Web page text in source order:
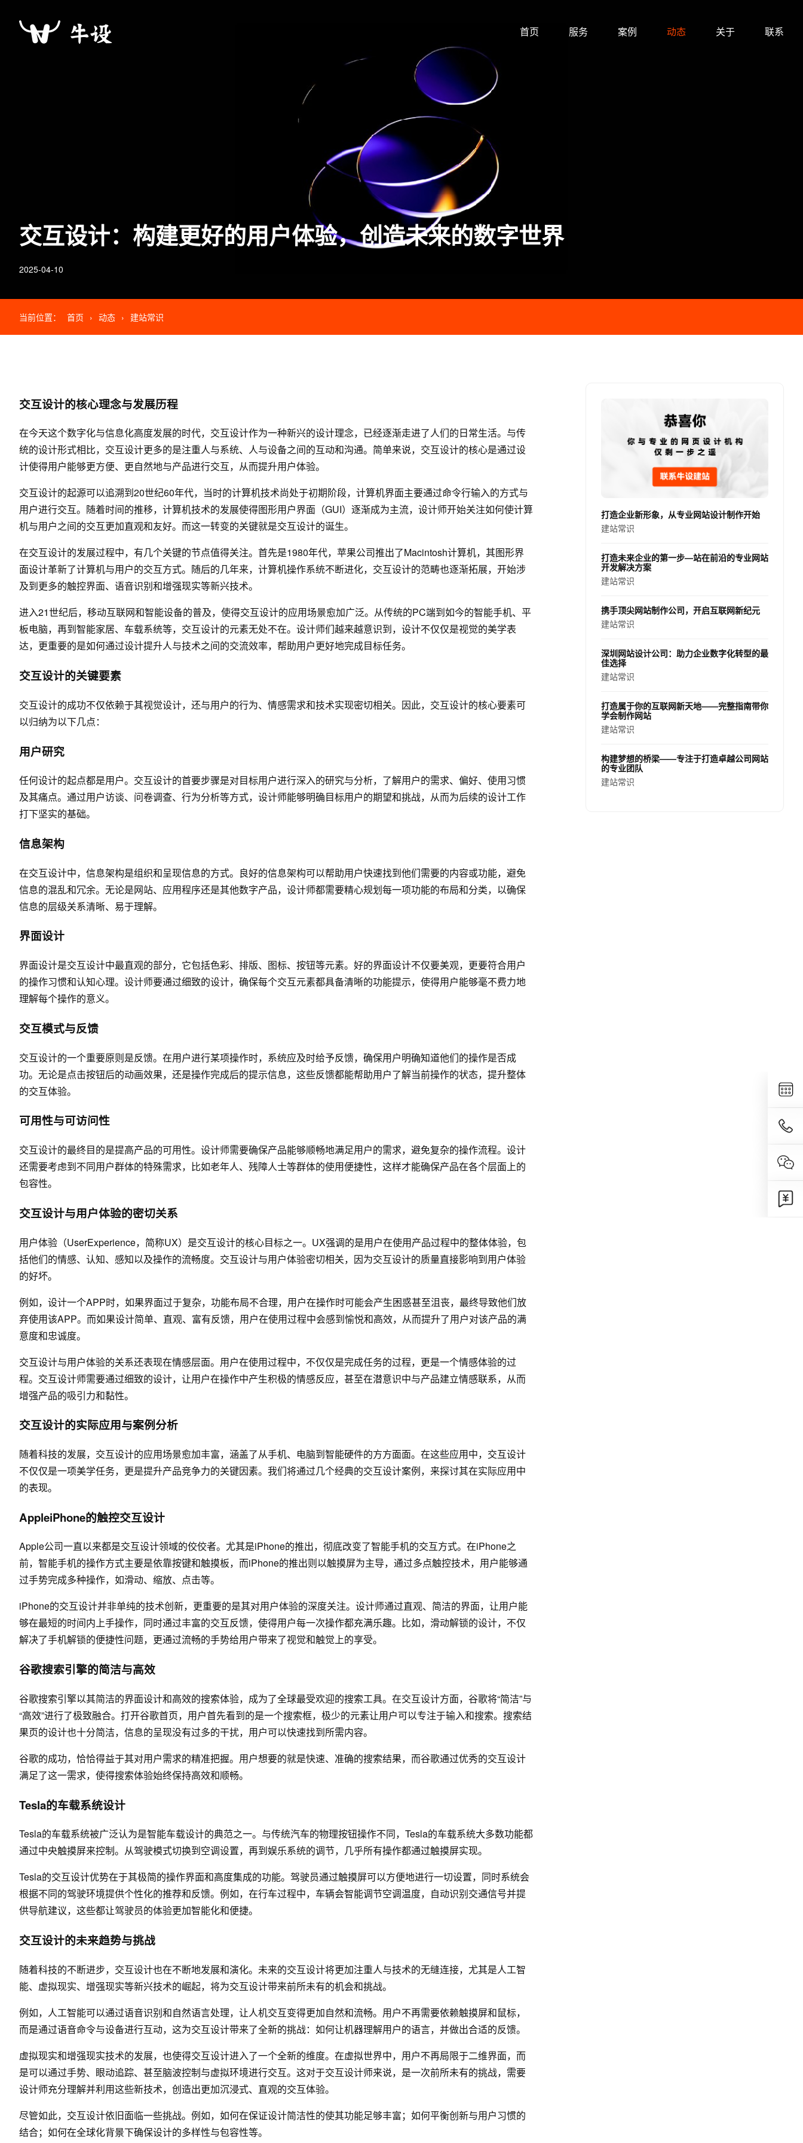
首页 服务 案例 动态 关于 联系
交互设计：构建更好的用户体验，创造未来的数字世界
2025-04-10
当前位置： 首页 › 动态 › 建站常识
打造企业新形象，从专业网站设计制作开始
建站常识
打造未来企业的第一步—站在前沿的专业网站
开发解决方案
建站常识
携手顶尖网站制作公司，开启互联网新纪元
建站常识
深圳网站设计公司：助力企业数字化转型的最
佳选择
建站常识
打造属于你的互联网新天地——完整指南带你
学会制作网站
建站常识
构建梦想的桥梁——专注于打造卓越公司网站
的专业团队
建站常识
交互设计的核心理念与发展历程
在今天这个数字化与信息化高度发展的时代，交互设计作为一种新兴的设计理念，已经逐渐走进了人们的日常生活。与传
统的设计形式相比，交互设计更多的是注重人与系统、人与设备之间的互动和沟通。简单来说，交互设计的核心是通过设
计使得用户能够更方便、更自然地与产品进行交互，从而提升用户体验。
交互设计的起源可以追溯到20世纪60年代，当时的计算机技术尚处于初期阶段，计算机界面主要通过命令行输入的方式与
用户进行交互。随着时间的推移，计算机技术的发展使得图形用户界面（GUI）逐渐成为主流，设计师开始关注如何使计算
机与用户之间的交互更加直观和友好。而这一转变的关键就是交互设计的诞生。
在交互设计的发展过程中，有几个关键的节点值得关注。首先是1980年代，苹果公司推出了Macintosh计算机，其图形界
面设计革新了计算机与用户的交互方式。随后的几年来，计算机操作系统不断进化，交互设计的范畴也逐渐拓展，开始涉
及到更多的触控界面、语音识别和增强现实等新兴技术。
进入21世纪后，移动互联网和智能设备的普及，使得交互设计的应用场景愈加广泛。从传统的PC端到如今的智能手机、平
板电脑，再到智能家居、车载系统等，交互设计的元素无处不在。设计师们越来越意识到，设计不仅仅是视觉的美学表
达，更重要的是如何通过设计提升人与技术之间的交流效率，帮助用户更好地完成目标任务。
交互设计的关键要素
交互设计的成功不仅依赖于其视觉设计，还与用户的行为、情感需求和技术实现密切相关。因此，交互设计的核心要素可
以归纳为以下几点：
用户研究
任何设计的起点都是用户。交互设计的首要步骤是对目标用户进行深入的研究与分析，了解用户的需求、偏好、使用习惯
及其痛点。通过用户访谈、问卷调查、行为分析等方式，设计师能够明确目标用户的期望和挑战，从而为后续的设计工作
打下坚实的基础。
信息架构
在交互设计中，信息架构是组织和呈现信息的方式。良好的信息架构可以帮助用户快速找到他们需要的内容或功能，避免
信息的混乱和冗余。无论是网站、应用程序还是其他数字产品，设计师都需要精心规划每一项功能的布局和分类，以确保
信息的层级关系清晰、易于理解。
界面设计
界面设计是交互设计中最直观的部分，它包括色彩、排版、图标、按钮等元素。好的界面设计不仅要美观，更要符合用户
的操作习惯和认知心理。设计师要通过细致的设计，确保每个交互元素都具备清晰的功能提示，使得用户能够毫不费力地
理解每个操作的意义。
交互模式与反馈
交互设计的一个重要原则是反馈。在用户进行某项操作时，系统应及时给予反馈，确保用户明确知道他们的操作是否成
功。无论是点击按钮后的动画效果，还是操作完成后的提示信息，这些反馈都能帮助用户了解当前操作的状态，提升整体
的交互体验。
可用性与可访问性
交互设计的最终目的是提高产品的可用性。设计师需要确保产品能够顺畅地满足用户的需求，避免复杂的操作流程。设计
还需要考虑到不同用户群体的特殊需求，比如老年人、残障人士等群体的使用便捷性，这样才能确保产品在各个层面上的
包容性。
交互设计与用户体验的密切关系
用户体验（UserExperience，简称UX）是交互设计的核心目标之一。UX强调的是用户在使用产品过程中的整体体验，包
括他们的情感、认知、感知以及操作的流畅度。交互设计与用户体验密切相关，因为交互设计的质量直接影响到用户体验
的好坏。
例如，设计一个APP时，如果界面过于复杂，功能布局不合理，用户在操作时可能会产生困惑甚至沮丧，最终导致他们放
弃使用该APP。而如果设计简单、直观、富有反馈，用户在使用过程中会感到愉悦和高效，从而提升了用户对该产品的满
意度和忠诚度。
交互设计与用户体验的关系还表现在情感层面。用户在使用过程中，不仅仅是完成任务的过程，更是一个情感体验的过
程。交互设计师需要通过细致的设计，让用户在操作中产生积极的情感反应，甚至在潜意识中与产品建立情感联系，从而
增强产品的吸引力和黏性。
交互设计的实际应用与案例分析
随着科技的发展，交互设计的应用场景愈加丰富，涵盖了从手机、电脑到智能硬件的方方面面。在这些应用中，交互设计
不仅仅是一项美学任务，更是提升产品竞争力的关键因素。我们将通过几个经典的交互设计案例，来探讨其在实际应用中
的表现。
AppleiPhone的触控交互设计
Apple公司一直以来都是交互设计领域的佼佼者。尤其是iPhone的推出，彻底改变了智能手机的交互方式。在iPhone之
前，智能手机的操作方式主要是依靠按键和触摸板，而iPhone的推出则以触摸屏为主导，通过多点触控技术，用户能够通
过手势完成多种操作，如滑动、缩放、点击等。
iPhone的交互设计并非单纯的技术创新，更重要的是其对用户体验的深度关注。设计师通过直观、简洁的界面，让用户能
够在最短的时间内上手操作，同时通过丰富的交互反馈，使得用户每一次操作都充满乐趣。比如，滑动解锁的设计，不仅
解决了手机解锁的便捷性问题，更通过流畅的手势给用户带来了视觉和触觉上的享受。
谷歌搜索引擎的简洁与高效
谷歌搜索引擎以其简洁的界面设计和高效的搜索体验，成为了全球最受欢迎的搜索工具。在交互设计方面，谷歌将“简洁”与
“高效”进行了极致融合。打开谷歌首页，用户首先看到的是一个搜索框，极少的元素让用户可以专注于输入和搜索。搜索结
果页的设计也十分简洁，信息的呈现没有过多的干扰，用户可以快速找到所需内容。
谷歌的成功，恰恰得益于其对用户需求的精准把握。用户想要的就是快速、准确的搜索结果，而谷歌通过优秀的交互设计
满足了这一需求，使得搜索体验始终保持高效和顺畅。
Tesla的车载系统设计
Tesla的车载系统被广泛认为是智能车载设计的典范之一。与传统汽车的物理按钮操作不同，Tesla的车载系统大多数功能都
通过中央触摸屏来控制。从驾驶模式切换到空调设置，再到娱乐系统的调节，几乎所有操作都通过触摸屏实现。
Tesla的交互设计优势在于其极简的操作界面和高度集成的功能。驾驶员通过触摸屏可以方便地进行一切设置，同时系统会
根据不同的驾驶环境提供个性化的推荐和反馈。例如，在行车过程中，车辆会智能调节空调温度，自动识别交通信号并提
供导航建议，这些都让驾驶员的体验更加智能化和便捷。
交互设计的未来趋势与挑战
随着科技的不断进步，交互设计也在不断地发展和演化。未来的交互设计将更加注重人与技术的无缝连接，尤其是人工智
能、虚拟现实、增强现实等新兴技术的崛起，将为交互设计带来前所未有的机会和挑战。
例如，人工智能可以通过语音识别和自然语言处理，让人机交互变得更加自然和流畅。用户不再需要依赖触摸屏和鼠标，
而是通过语音命令与设备进行互动，这为交互设计带来了全新的挑战：如何让机器理解用户的语言，并做出合适的反馈。
虚拟现实和增强现实技术的发展，也使得交互设计进入了一个全新的维度。在虚拟世界中，用户不再局限于二维界面，而
是可以通过手势、眼动追踪、甚至脑波控制与虚拟环境进行交互。这对于交互设计师来说，是一次前所未有的挑战，需要
设计师充分理解并利用这些新技术，创造出更加沉浸式、直观的交互体验。
尽管如此，交互设计依旧面临一些挑战。例如，如何在保证设计简洁性的使其功能足够丰富；如何平衡创新与用户习惯的
结合；如何在全球化背景下确保设计的多样性与包容性等。